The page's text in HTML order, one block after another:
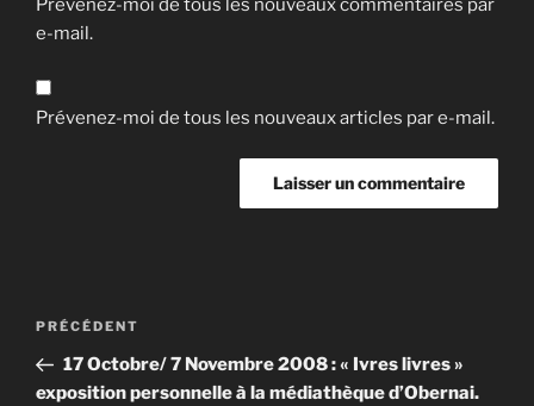
Prévenez-moi de tous les nouveaux commentaires par
e-mail.
Prévenez-moi de tous les nouveaux articles par e-mail.
Navigation
l’article
Article
précédent
PRÉCÉDENT
17 Octobre/ 7 Novembre 2008 : « Ivres livres »
exposition personnelle à la médiathèque d’Obernai.